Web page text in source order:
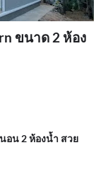
ขนาด 2 ห้อง
อน 2 ห้องน้ำ สวย